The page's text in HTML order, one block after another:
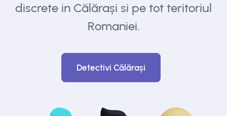
discrete in Călărași si pe tot teritoriul
Romaniei.
Detectivi Călărași